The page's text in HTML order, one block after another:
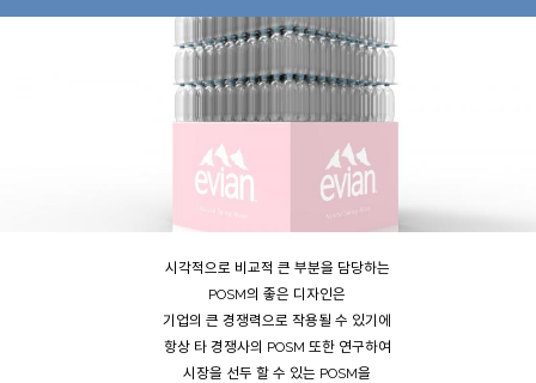
시각적으로 비교적 큰 부분을 담당하는
POSM의 좋은 디자인은
기업의 큰 경쟁력으로 작용될 수 있기에
항상 타 경쟁사의 POSM 또한 연구하여
시장을 선두 할 수 있는 POSM을